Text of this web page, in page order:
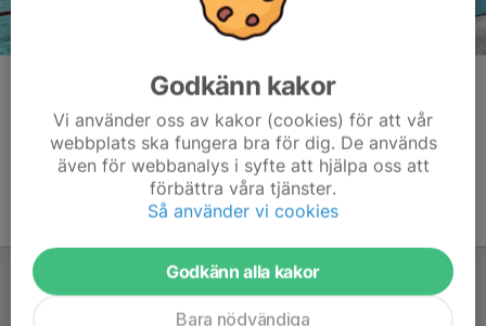
Godkänn kakor
Vi använder oss av kakor (cookies) för att vår
webbplats ska fungera bra för dig. De används
även för webbanalys i syfte att hjälpa oss att
förbättra våra tjänster.
Så använder vi cookies
Godkänn alla kakor
Bara nödvändiga